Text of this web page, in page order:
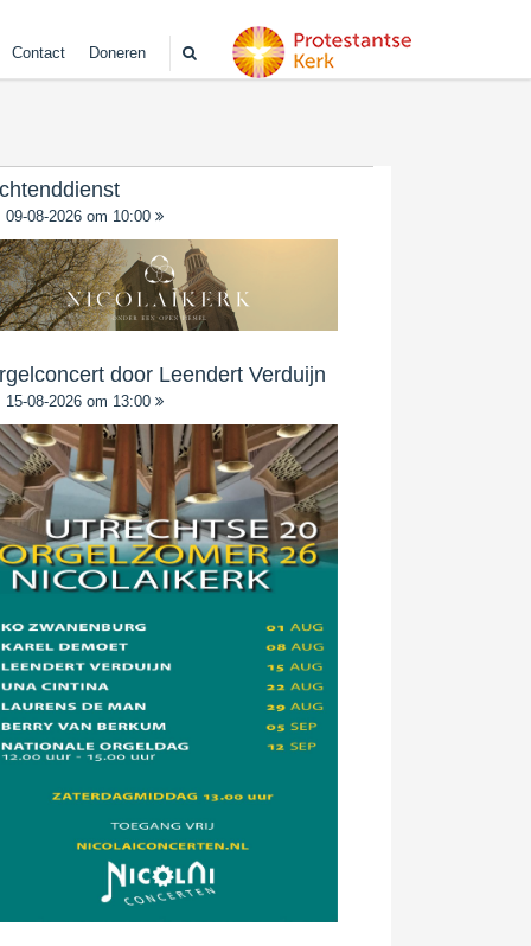
Contact Doneren
09-08-2026 om 10:00
door Leendert Verduijn
15-08-2026 om 13:00